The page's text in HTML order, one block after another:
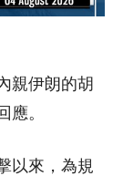
親伊朗的胡
應。
以來，為規